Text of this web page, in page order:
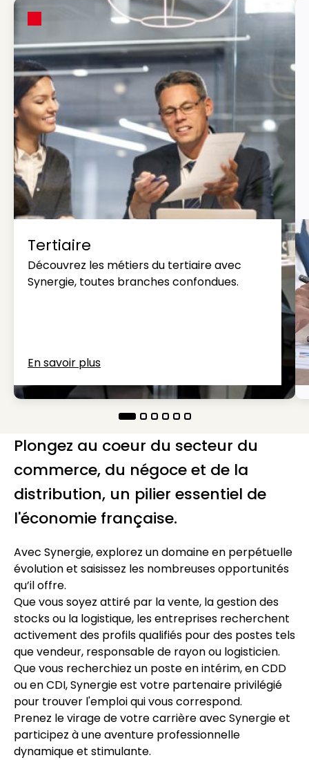
Tertiaire
Découvrez les métiers du tertiaire avec
Synergie, toutes branches confondues.
En savoir plus
Plongez au coeur du secteur du
commerce, du négoce et de la
distribution, un pilier essentiel de
l'économie française.
Avec Synergie, explorez un domaine en perpétuelle
évolution et saisissez les nombreuses opportunités
qu’il offre.
Que vous soyez attiré par la vente, la gestion des
stocks ou la logistique, les entreprises recherchent
activement des profils qualifiés pour des postes tels
que vendeur, responsable de rayon ou logisticien.
Que vous recherchiez un poste en intérim, en CDD
ou en CDI, Synergie est votre partenaire privilégié
pour trouver l'emploi qui vous correspond.
Prenez le virage de votre carrière avec Synergie et
participez à une aventure professionnelle
dynamique et stimulante.